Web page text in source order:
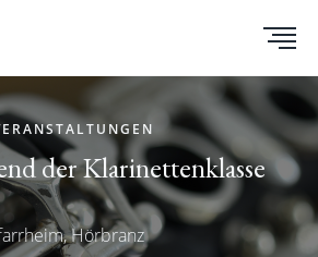
der Klarinettenklasse
Hörbranz